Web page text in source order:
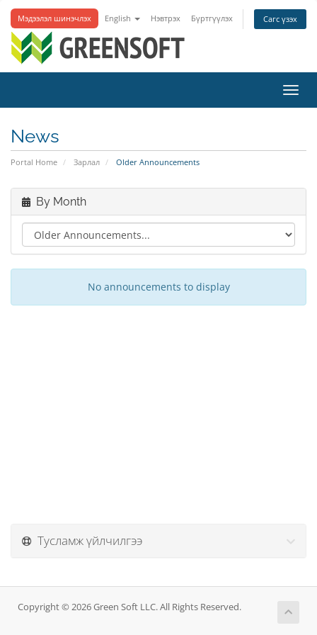
Мэдээлэл шинэчлэх English Нэвтрэх Бүртгүүлэх Сагс үзэх
News
Portal Home Зарлал Older Announcements
By Month
No announcements to display
Тусламж үйлчилгээ
Copyright © 2026 Green Soft LLC. All Rights Reserved.